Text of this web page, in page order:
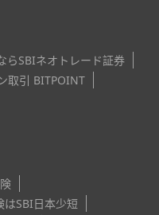
らSBIネオトレード証券
取引 BITPOINT
はSBI日本少短